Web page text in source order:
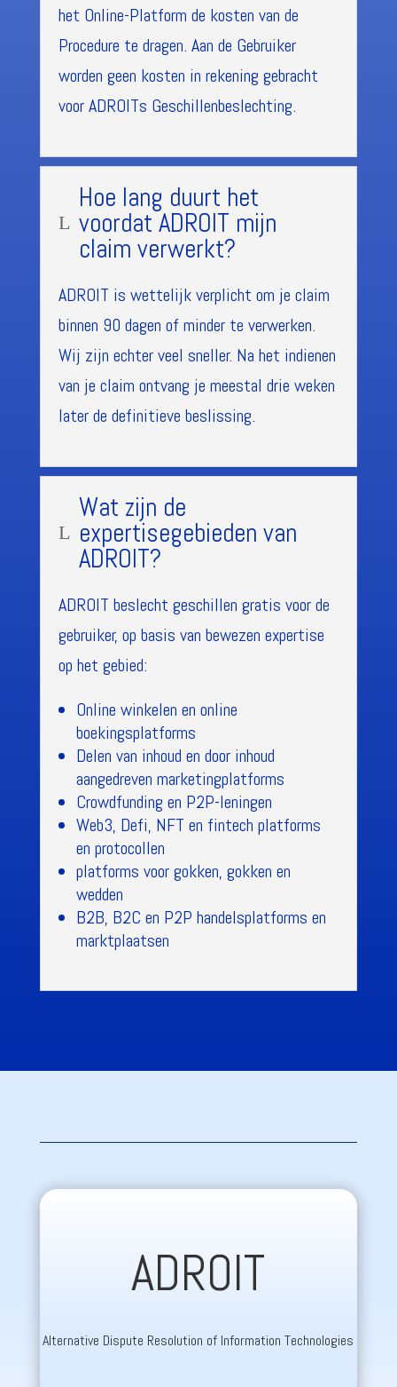
het Online-Platform de kosten van de
Procedure te dragen. Aan de Gebruiker
worden geen kosten in rekening gebracht
voor ADROITs Geschillenbeslechting.
L
Hoe lang duurt het
voordat ADROIT mijn
claim verwerkt?
ADROIT is wettelijk verplicht om je claim
binnen 90 dagen of minder te verwerken.
Wij zijn echter veel sneller. Na het indienen
van je claim ontvang je meestal drie weken
later de definitieve beslissing.
L
Wat zijn de
expertisegebieden van
ADROIT?
ADROIT beslecht geschillen gratis voor de
gebruiker, op basis van bewezen expertise
op het gebied:
Online winkelen en online
boekingsplatforms
Delen van inhoud en door inhoud
aangedreven marketingplatforms
Crowdfunding en P2P-leningen
Web3, Defi, NFT en fintech platforms
en protocollen
platforms voor gokken, gokken en
wedden
B2B, B2C en P2P handelsplatforms en
marktplaatsen
ADROIT
Alternative Dispute Resolution of Information Technologies